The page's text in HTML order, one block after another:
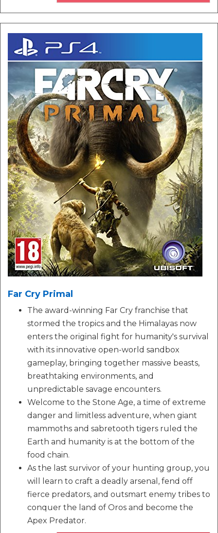
Far Cry Primal
The award-winning Far Cry franchise that
stormed the tropics and the Himalayas now
enters the original fight for humanity's survival
with its innovative open-world sandbox
gameplay, bringing together massive beasts,
breathtaking environments, and
unpredictable savage encounters.
Welcome to the Stone Age, a time of extreme
danger and limitless adventure, when giant
mammoths and sabretooth tigers ruled the
Earth and humanity is at the bottom of the
food chain.
As the last survivor of your hunting group, you
will learn to craft a deadly arsenal, fend off
fierce predators, and outsmart enemy tribes to
conquer the land of Oros and become the
Apex Predator.